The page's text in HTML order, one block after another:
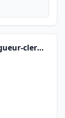
Clermont Couverture-couvreur-zingueur-clermont-ferrand